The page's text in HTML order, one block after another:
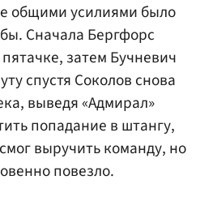
общими усилиями было
Сначала Бергфорс
затем Бучневич
спустя Соколов снова
выведя «Адмирал»
попадание в штангу,
выручить команду, но
повезло.